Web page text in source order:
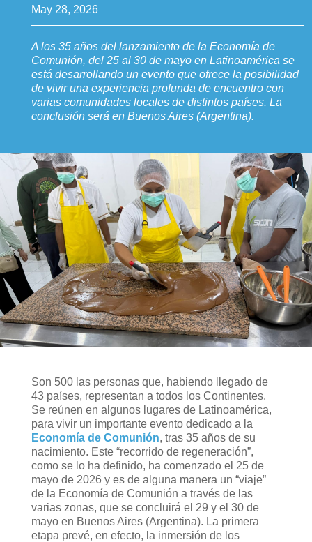
May 28, 2026
A los 35 años del lanzamiento de la Economía de
Comunión, del 25 al 30 de mayo en Latinoamérica se
está desarrollando un evento que ofrece la posibilidad
de vivir una experiencia profunda de encuentro con
varias comunidades locales de distintos países. La
conclusión será en Buenos Aires (Argentina).
Son 500 las personas que, habiendo llegado de
43 países, representan a todos los Continentes.
Se reúnen en algunos lugares de Latinoamérica,
para vivir un importante evento dedicado a la
Economía de Comunión, tras 35 años de su
nacimiento. Este “recorrido de regeneración”,
como se lo ha definido, ha comenzado el 25 de
mayo de 2026 y es de alguna manera un “viaje”
de la Economía de Comunión a través de las
varias zonas, que se concluirá el 29 y el 30 de
mayo en Buenos Aires (Argentina). La primera
etapa prevé, en efecto, la inmersión de los